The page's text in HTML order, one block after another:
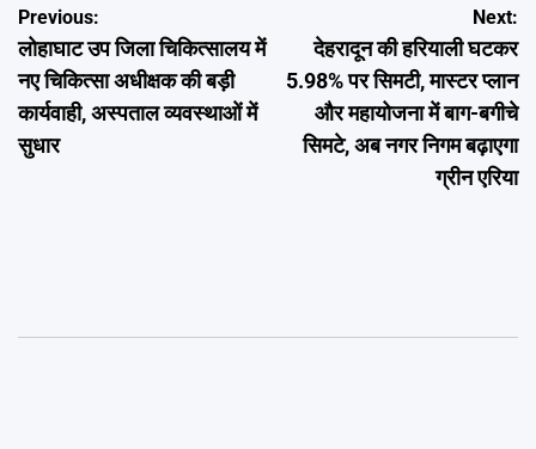
Post
navigation
Previous:
लोहाघाट उप जिला चिकित्सालय में
नए चिकित्सा अधीक्षक की बड़ी
कार्यवाही, अस्पताल व्यवस्थाओं में
सुधार
Next:
देहरादून की हरियाली घटकर
5.98% पर सिमटी, मास्टर प्लान
और महायोजना में बाग-बगीचे
सिमटे, अब नगर निगम बढ़ाएगा
ग्रीन एरिया